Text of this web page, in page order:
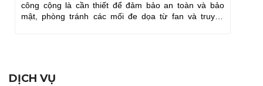
công cộng là cần thiết để đảm bảo an toàn và bảo
mật, phòng tránh các mối đe dọa từ fan và truyền
DỊCH VỤ